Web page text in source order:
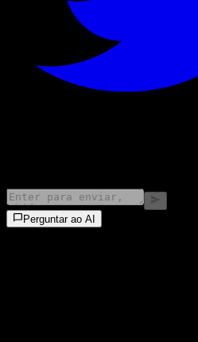
Perguntar ao AI